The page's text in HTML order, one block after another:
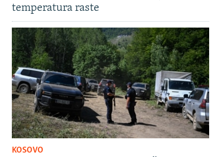
temperatura raste
KOSOVO